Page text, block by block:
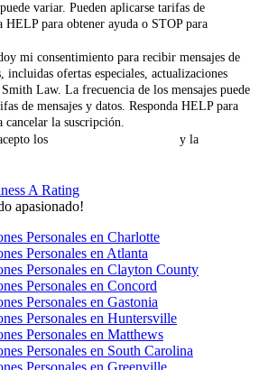
variar. Pueden aplicarse tarifas de
HELP para obtener ayuda o STOP para
mi consentimiento para recibir mensajes de
ofertas especiales, actualizaciones
Law. La frecuencia de los mensajes puede
de mensajes y datos. Responda HELP para
cancelar la suscripción.
los
y la
apasionado!
Personales en Charlotte
Personales en Atlanta
Personales en Clayton County
Personales en Concord
Personales en Gastonia
Personales en Huntersville
Personales en Matthews
Personales en South Carolina